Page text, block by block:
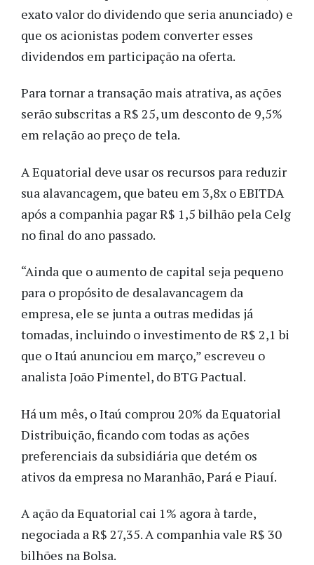
exato valor do dividendo que seria anunciado) e
que os acionistas podem converter esses
dividendos em participação na oferta.
Para tornar a transação mais atrativa, as ações
serão subscritas a R$ 25, um desconto de 9,5%
em relação ao preço de tela.
A Equatorial deve usar os recursos para reduzir
sua alavancagem, que bateu em 3,8x o EBITDA
após a companhia pagar R$ 1,5 bilhão pela Celg
no final do ano passado.
“Ainda que o aumento de capital seja pequeno
para o propósito de desalavancagem da
empresa, ele se junta a outras medidas já
tomadas, incluindo o investimento de R$ 2,1 bi
que o Itaú anunciou em março,” escreveu o
analista João Pimentel, do BTG Pactual.
Há um mês, o Itaú comprou 20% da Equatorial
Distribuição, ficando com todas as ações
preferenciais da subsidiária que detém os
ativos da empresa no Maranhão, Pará e Piauí.
A ação da Equatorial cai 1% agora à tarde,
negociada a R$ 27,35. A companhia vale R$ 30
bilhões na Bolsa.